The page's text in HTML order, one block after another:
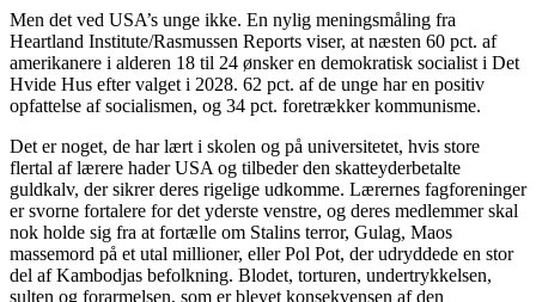
Men det ved USA’s unge ikke. En nylig meningsmåling fra
Heartland Institute/Rasmussen Reports viser, at næsten 60 pct. af
amerikanere i alderen 18 til 24 ønsker en demokratisk socialist i Det
Hvide Hus efter valget i 2028. 62 pct. af de unge har en positiv
opfattelse af socialismen, og 34 pct. foretrækker kommunisme.
Det er noget, de har lært i skolen og på universitetet, hvis store
flertal af lærere hader USA og tilbeder den skatteyderbetalte
guldkalv, der sikrer deres rigelige udkomme. Lærernes fagforeninger
er svorne fortalere for det yderste venstre, og deres medlemmer skal
nok holde sig fra at fortælle om Stalins terror, Gulag, Maos
massemord på et utal millioner, eller Pol Pot, der udryddede en stor
del af Kambodjas befolkning. Blodet, torturen, undertrykkelsen,
sulten og forarmelsen, som er blevet konsekvensen af den